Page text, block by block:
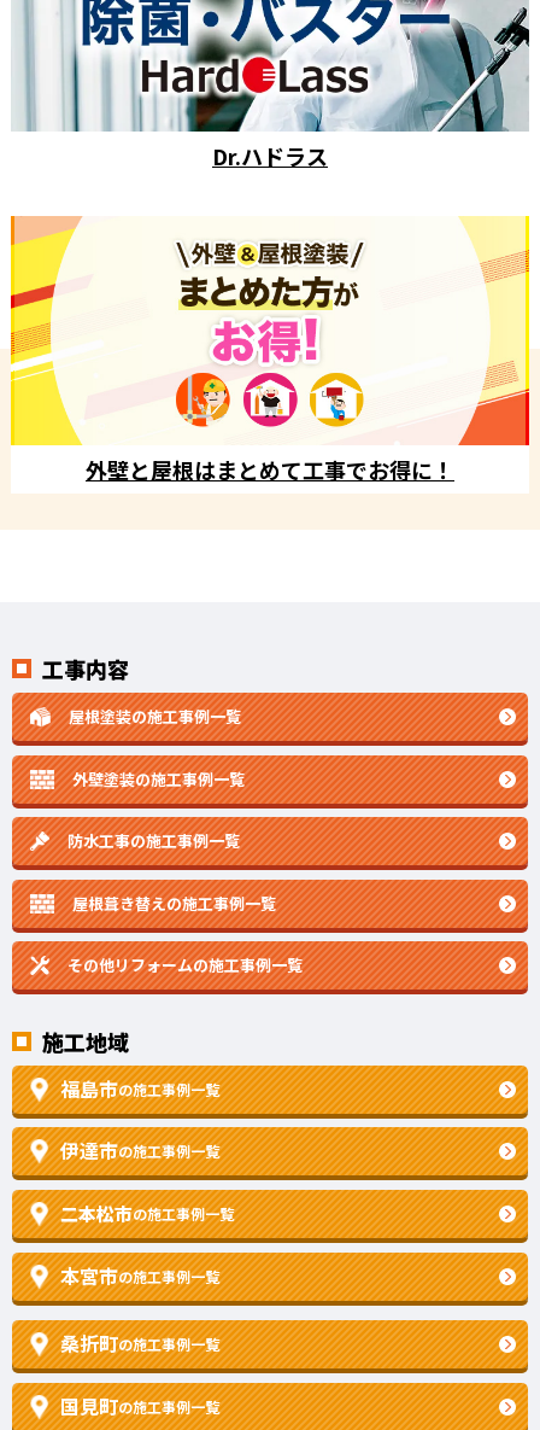
Dr.ハドラス
外壁と屋根はまとめて工事でお得に！
工事内容
屋根塗装の施工事例一覧
外壁塗装の施工事例一覧
防水工事の施工事例一覧
屋根葺き替えの施工事例一覧
その他リフォームの施工事例一覧
施工地域
福島市の施工事例一覧
伊達市の施工事例一覧
二本松市の施工事例一覧
本宮市の施工事例一覧
桑折町の施工事例一覧
国見町の施工事例一覧